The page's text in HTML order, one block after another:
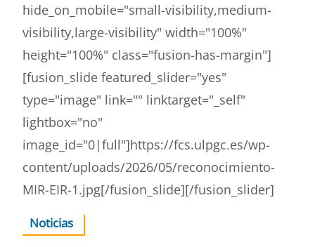
hide_on_mobile="small-visibility,medium-
visibility,large-visibility" width="100%"
height="100%" class="fusion-has-margin"]
[fusion_slide featured_slider="yes"
type="image" link="" linktarget="_self"
lightbox="no"
image_id="0|full"]https://fcs.ulpgc.es/wp-
content/uploads/2026/05/reconocimiento-
MIR-EIR-1.jpg[/fusion_slide][/fusion_slider]
Noticias